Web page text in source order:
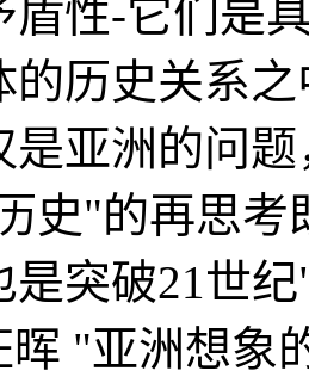
盾性-它们是
的历史关系
是亚洲的问
史"的再思考
是突破21世
晖 "亚洲想象